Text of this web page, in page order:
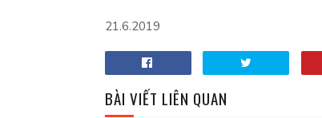
21.6.2019
BÀI VIẾT LIÊN QUAN